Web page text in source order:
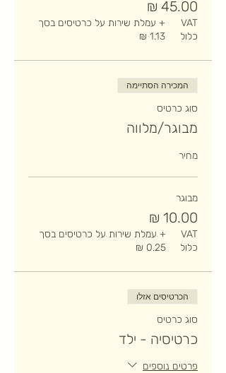
VAT
כלול
+ עמלת שירות על כרטיסים בסך
‏1.13 ‏₪
המכירה הסתיימה
סוג כרטיס
מבוגר/מלווה
מחיר
מבוגר
VAT
כלול
+ עמלת שירות על כרטיסים בסך
‏0.25 ‏₪
הכרטיסים אזלו
סוג כרטיס
כרטיסיה - ילד
פרטים נוספים